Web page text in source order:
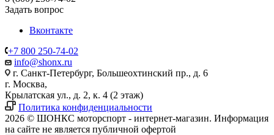
Задать вопрос
Вконтакте
+7 800 250-74-02
info@shonx.ru
г. Санкт-Петербург, Большеохтинский пр., д. 6
г. Москва,
Крылатская ул., д. 2, к. 4 (2 этаж)
Политика конфиденциальности
2026 © ШОНКС моторспорт - интернет-магазин. Информация
на сайте не является публичной офертой